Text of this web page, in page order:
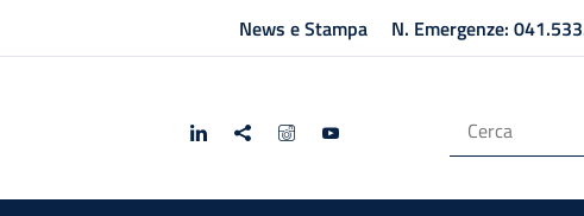
News e Stampa N. Emergenze: